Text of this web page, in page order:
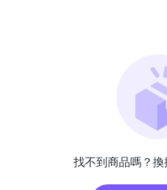
找不到商品嗎？換